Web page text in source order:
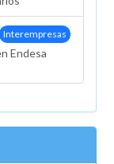
Interempresas
Endesa